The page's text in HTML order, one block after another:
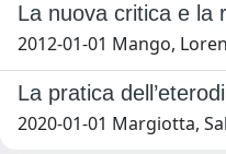
La nuova critica e la
2012-01-01 Mango,
La pratica
2020-01-01 Margiotta,